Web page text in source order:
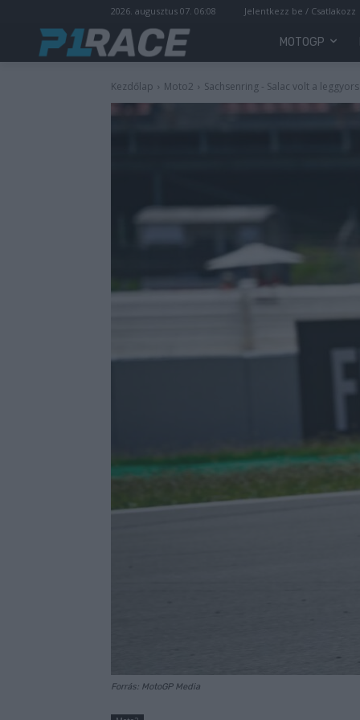
2026. augusztus 07. 06:08 Jelentkezz be / Csatlakozz
MOTOGP
Kezdőlap Moto2 Sachsenring - Salac volt a
Forrás: MotoGP Media